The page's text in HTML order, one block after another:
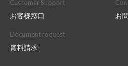
Customer Support
お客様窓口
お
Document request
資料請求